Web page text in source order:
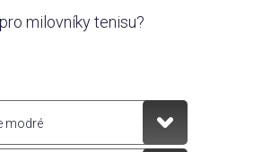
milovníky tenisu?